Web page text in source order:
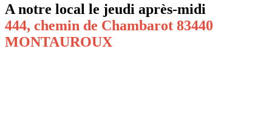
A notre local le jeudi après-midi
444, chemin de Chambarot 83440
MONTAUROUX